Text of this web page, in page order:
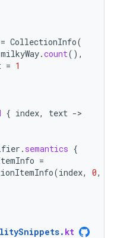
= CollectionInfo(
milkyWay.count(),
= 1
{ index, text -
. semantics {
=
(index, 0,
. kt